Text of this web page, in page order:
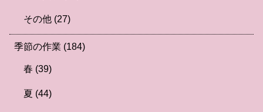
その他 (27)
季節の作業 (184)
春 (39)
夏 (44)